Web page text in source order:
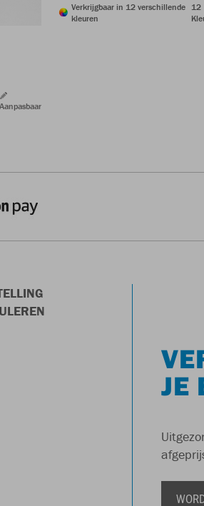
Aanpasbaar
Verkrijgbaar in 12 verschillende
kleuren
12
JE